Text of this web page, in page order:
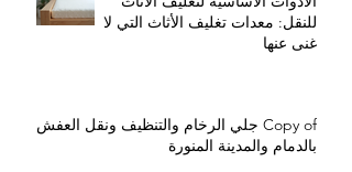
للنقل: معدات تغليف الأثاث التي لا
غنى عنها
Copy of جلي الرخام والتنظيف ونقل العفش
بالدمام والمدينة المنورة